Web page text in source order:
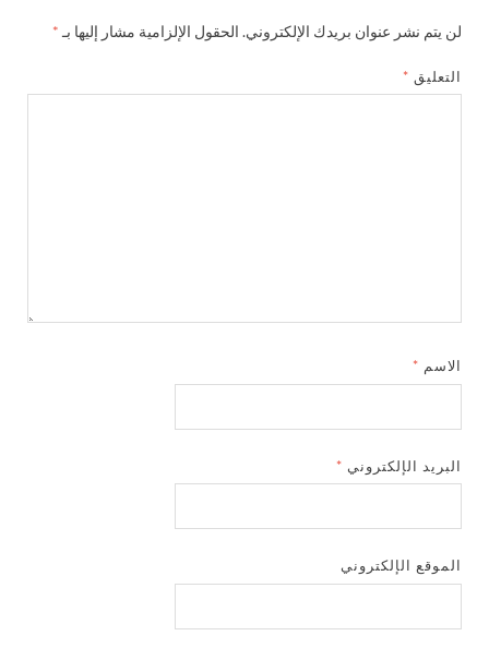
لن يتم نشر عنوان بريدك الإلكتروني. الحقول الإلزامية مشار إليها بـ *
التعليق *
الاسم *
البريد الإلكتروني *
الموقع الإلكتروني